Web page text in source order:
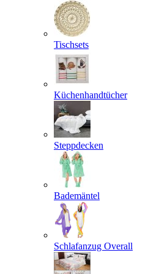
Tischsets
Küchenhandtücher
Steppdecken
Bademäntel
Schlafanzug Overall